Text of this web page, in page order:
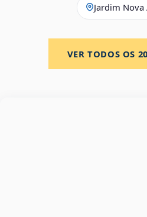
Jardim Nova
VER TODOS OS